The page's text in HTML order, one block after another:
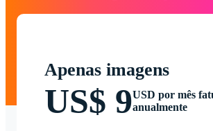
Apenas imagens
US$ 9USD por mês
anualmente